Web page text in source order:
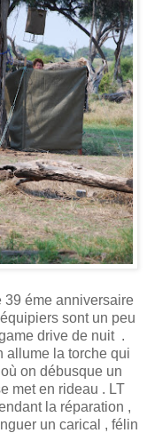
39 éme anniversaire
sont un peu
drive de nuit .
allume la torche qui
on débusque un
met en rideau . LT
la réparation ,
un carical , félin